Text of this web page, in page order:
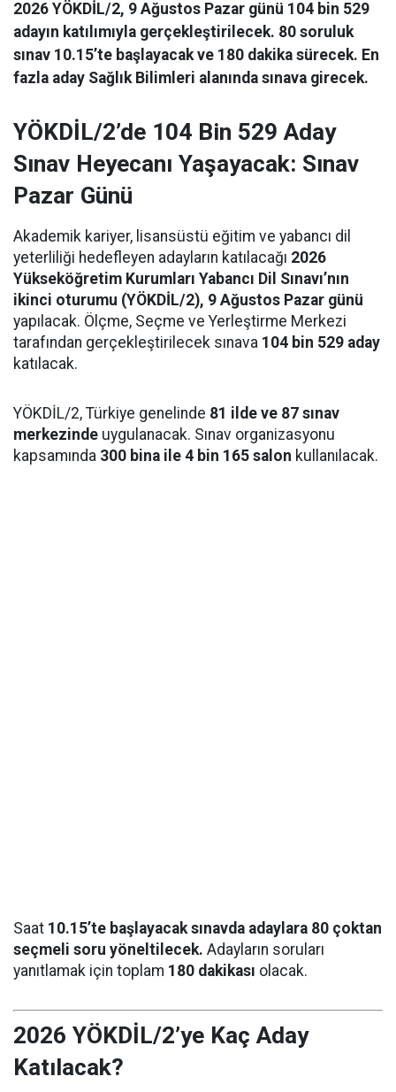
2026 YÖKDİL/2, 9 Ağustos Pazar günü 104 bin 529
adayın katılımıyla gerçekleştirilecek. 80 soruluk
sınav 10.15’te başlayacak ve 180 dakika sürecek. En
fazla aday Sağlık Bilimleri alanında sınava girecek.
YÖKDİL/2’de 104 Bin 529 Aday
Sınav Heyecanı Yaşayacak: Sınav
Pazar Günü
Akademik kariyer, lisansüstü eğitim ve yabancı dil
yeterliliği hedefleyen adayların katılacağı 2026
Yükseköğretim Kurumları Yabancı Dil Sınavı’nın
ikinci oturumu (YÖKDİL/2), 9 Ağustos Pazar günü
yapılacak. Ölçme, Seçme ve Yerleştirme Merkezi
tarafından gerçekleştirilecek sınava 104 bin 529 aday
katılacak.
YÖKDİL/2, Türkiye genelinde 81 ilde ve 87 sınav
merkezinde uygulanacak. Sınav organizasyonu
kapsamında 300 bina ile 4 bin 165 salon kullanılacak.
Saat 10.15’te başlayacak sınavda adaylara 80 çoktan
seçmeli soru yöneltilecek. Adayların soruları
yanıtlamak için toplam 180 dakikası olacak.
2026 YÖKDİL/2’ye Kaç Aday
Katılacak?